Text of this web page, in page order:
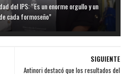
del IPS: “Es un enorme orgullo y un
cada formoseño”
SIGUIENTE
Antinori destacó que los resultados del